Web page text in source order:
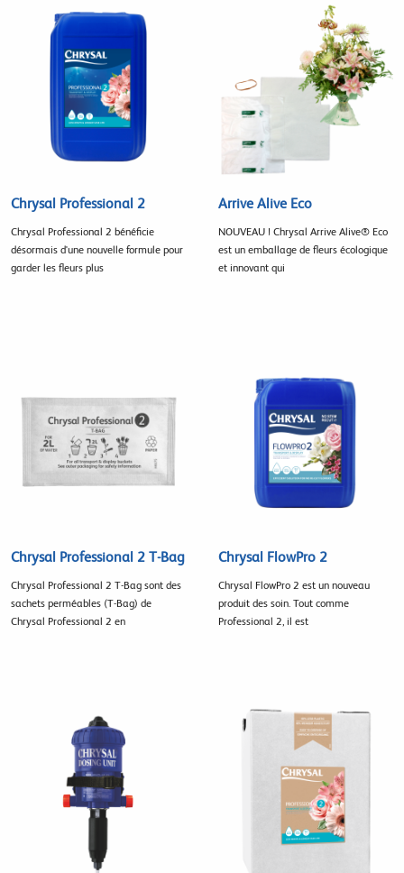
Chrysal Professional 2
Chrysal Professional 2 bénéficie
désormais d'une nouvelle formule pour
garder les fleurs plus
Arrive Alive Eco
NOUVEAU ! Chrysal Arrive Alive® Eco
est un emballage de fleurs écologique
et innovant qui
Chrysal Professional 2 T-Bag
Chrysal Professional 2 T-Bag sont des
sachets perméables (T-Bag) de
Chrysal Professional 2 en
Chrysal FlowPro 2
Chrysal FlowPro 2 est un nouveau
produit des soin. Tout comme
Professional 2, il est